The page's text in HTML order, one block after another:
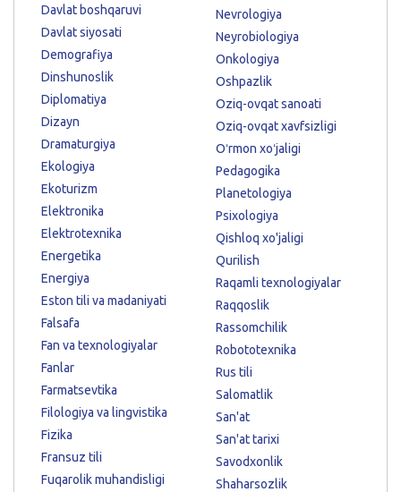
Davlat boshqaruvi
Davlat siyosati
Demografiya
Dinshunoslik
Diplomatiya
Dizayn
Dramaturgiya
Ekologiya
Ekoturizm
Elektronika
Elektrotexnika
Energetika
Energiya
Eston tili va madaniyati
Falsafa
Fan va texnologiyalar
Fanlar
Farmatsevtika
Filologiya va lingvistika
Fizika
Fransuz tili
Fuqarolik muhandisligi
Nevrologiya
Neyrobiologiya
Onkologiya
Oshpazlik
Oziq-ovqat sanoati
Oziq-ovqat xavfsizligi
Oʻrmon xoʻjaligi
Pedagogika
Planetologiya
Psixologiya
Qishloq xo'jaligi
Qurilish
Raqamli texnologiyalar
Raqqoslik
Rassomchilik
Robototexnika
Rus tili
Salomatlik
San'at
San'at tarixi
Savodxonlik
Shaharsozlik